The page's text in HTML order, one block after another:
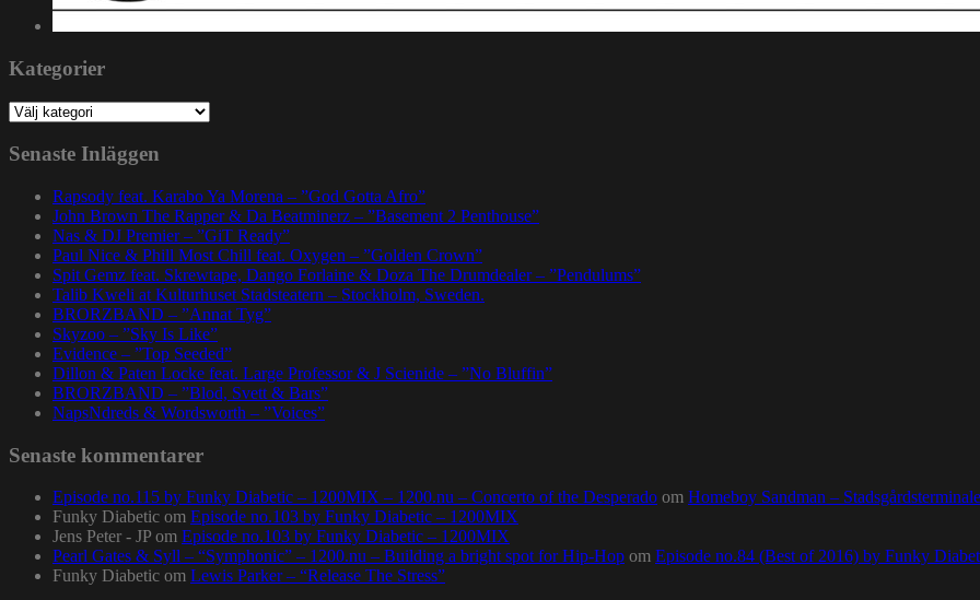
Kategorier
Kategorier
Senaste Inläggen
Rapsody feat. Karabo Ya Morena – ”God Gotta Afro”
John Brown The Rapper & Da Beatminerz – ”Basement 2 Penthouse”
Nas & DJ Premier – ”GiT Ready”
Paul Nice & Phill Most Chill feat. Oxygen – ”Golden Crown”
Spit Gemz feat. Skrewtape, Dango Forlaine & Doza The Drumdealer – ”Pendulums”
Talib Kweli at Kulturhuset Stadsteatern – Stockholm, Sweden.
BRORZBAND – ”Annat Tyg”
Skyzoo – ”Sky Is Like”
Evidence – ”Top Seeded”
Dillon & Paten Locke feat. Large Professor & J Scienide – ”No Bluffin”
BRORZBAND – ”Blod, Svett & Bars”
NapsNdreds & Wordsworth – ”Voices”
Senaste kommentarer
Episode no.115 by Funky Diabetic – 1200MIX – 1200.nu – Concerto of the Desperado om Homeboy Sandman –
Funky Diabetic om Episode no.103 by Funky Diabetic – 1200MIX
Jens Peter - JP om Episode no.103 by Funky Diabetic – 1200MIX
Pearl Gates & Syll – “Symphonic” – 1200.nu – Building a bright spot for Hip-Hop om Episode no.84 (Best of 2016) by Funky
Funky Diabetic om Lewis Parker – “Release The Stress”